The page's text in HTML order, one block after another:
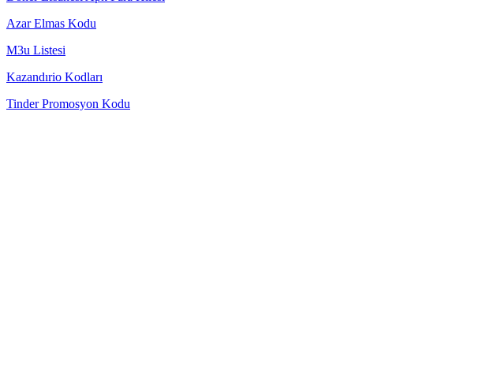
Azar Elmas Kodu
M3u Listesi
Kazandırio Kodları
Tinder Promosyon Kodu